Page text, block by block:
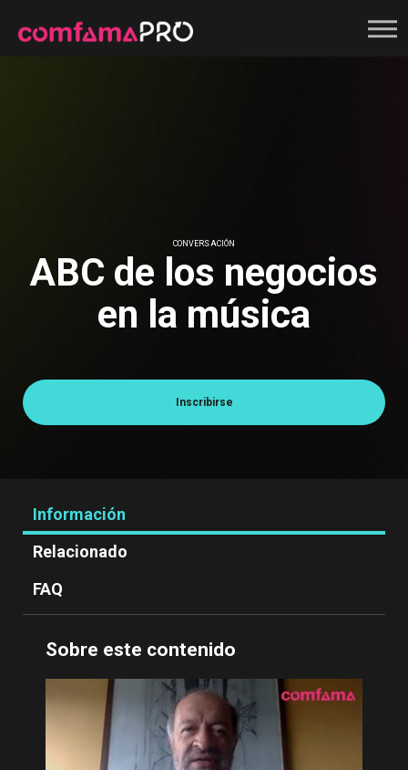
CONVERSACIÓN
ABC de los negocios
en la música
Inscribirse
Información
Relacionado
FAQ
Sobre este contenido